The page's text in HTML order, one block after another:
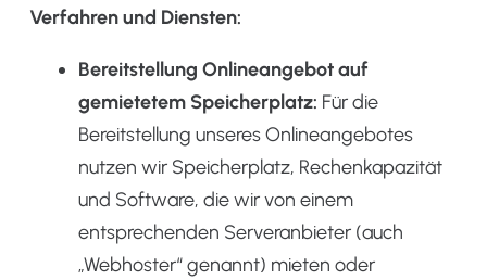
Verfahren und Diensten:
Bereitstellung Onlineangebot auf
gemietetem Speicherplatz: Für die
Bereitstellung unseres Onlineangebotes
nutzen wir Speicherplatz, Rechenkapazität
und Software, die wir von einem
entsprechenden Serveranbieter (auch
„Webhoster“ genannt) mieten oder